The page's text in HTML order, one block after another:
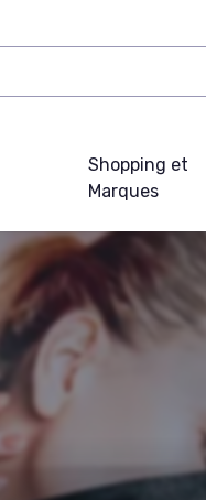
Shopping et
Marques